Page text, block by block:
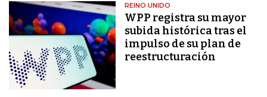
REINO UNIDO
WPP registra su mayor
subida histórica tras el
impulso de su plan de
reestructuración